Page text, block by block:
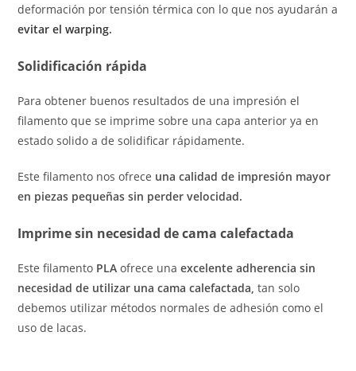
deformación por tensión térmica con lo que nos ayudarán a
evitar el warping.
Solidificación rápida
Para obtener buenos resultados de una impresión el
filamento que se imprime sobre una capa anterior ya en
estado solido a de solidificar rápidamente.
Este filamento nos ofrece una calidad de impresión mayor
en piezas pequeñas sin perder velocidad.
Imprime sin necesidad de cama calefactada
Este filamento PLAofrece una excelente adherencia sin
necesidad de utilizar una cama calefactada, tan solo
debemos utilizar métodos normales de adhesión como el
uso de lacas.